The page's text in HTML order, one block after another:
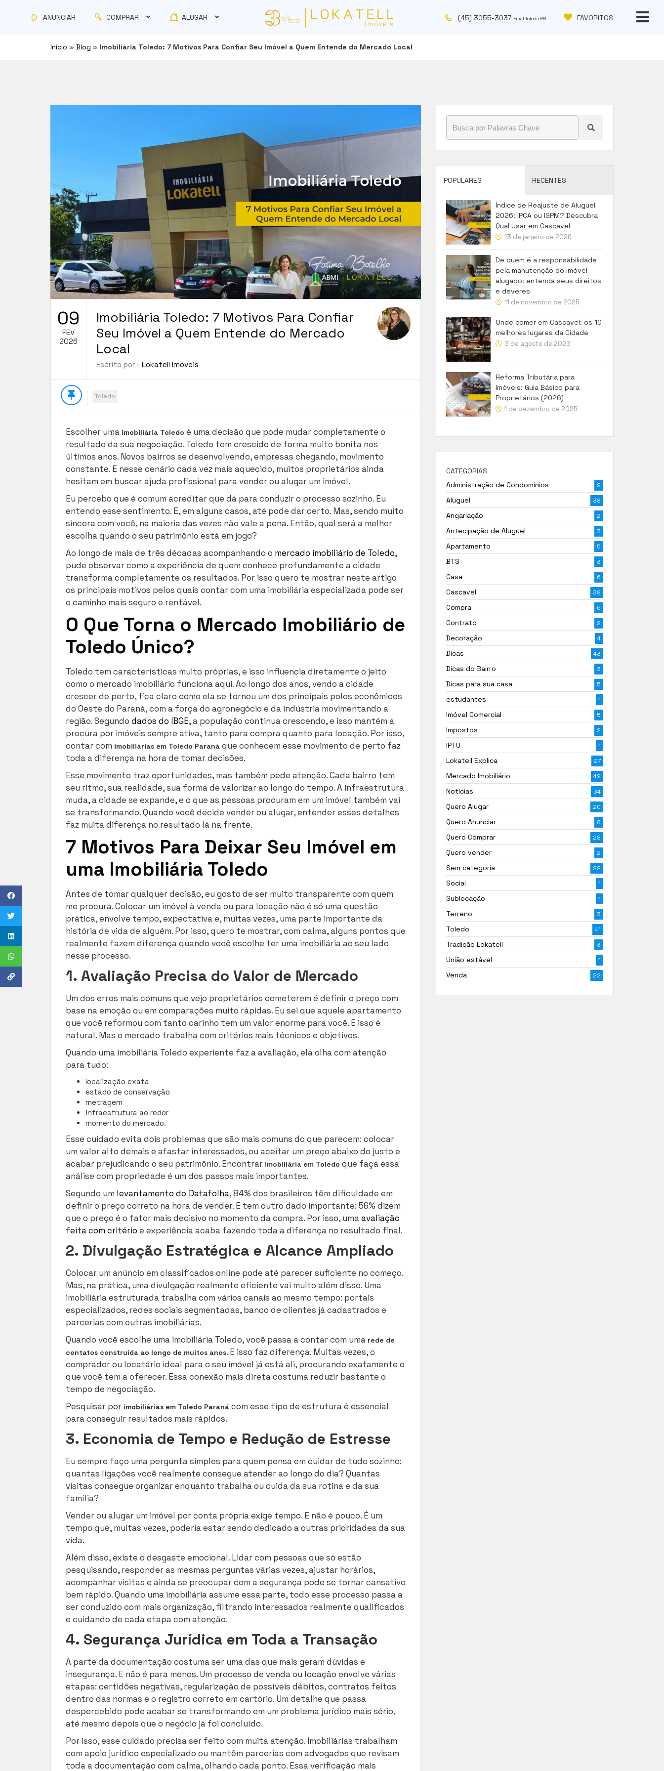
ANUNCIAR COMPRAR ALUGAR FAVORITOS
(45) 3055-3037 Filial Toledo PR
Início » Blog » Imobiliária Toledo: 7 Motivos Para Confiar Seu Imóvel a Quem Entende do Mercado Local
09
FEV
2026
Imobiliária Toledo: 7 Motivos Para Confiar
Seu Imóvel a Quem Entende do Mercado
Local
Escrito por - Lokatell Imóveis
Toledo
Escolher uma imobiliária Toledo é uma decisão que pode mudar completamente o
resultado da sua negociação. Toledo tem crescido de forma muito bonita nos
últimos anos. Novos bairros se desenvolvendo, empresas chegando, movimento
constante. E nesse cenário cada vez mais aquecido, muitos proprietários ainda
hesitam em buscar ajuda profissional para vender ou alugar um imóvel.
Eu percebo que é comum acreditar que dá para conduzir o processo sozinho. Eu
entendo esse sentimento. E, em alguns casos, até pode dar certo. Mas, sendo muito
sincera com você, na maioria das vezes não vale a pena. Então, qual será a melhor
escolha quando o seu patrimônio está em jogo?
Ao longo de mais de três décadas acompanhando o mercado imobiliário de Toledo,
pude observar como a experiência de quem conhece profundamente a cidade
transforma completamente os resultados. Por isso quero te mostrar neste artigo
os principais motivos pelos quais contar com uma imobiliária especializada pode ser
o caminho mais seguro e rentável.
O Que Torna o Mercado Imobiliário de
Toledo Único?
Toledo tem características muito próprias, e isso influencia diretamente o jeito
como o mercado imobiliário funciona aqui. Ao longo dos anos, vendo a cidade
crescer de perto, fica claro como ela se tornou um dos principais polos econômicos
do Oeste do Paraná, com a força do agronegócio e da indústria movimentando a
região. Segundo dados do IBGE, a população continua crescendo, e isso mantém a
procura por imóveis sempre ativa, tanto para compra quanto para locação. Por isso,
contar com imobiliárias em Toledo Paraná que conhecem esse movimento de perto faz
toda a diferença na hora de tomar decisões.
Esse movimento traz oportunidades, mas também pede atenção. Cada bairro tem
seu ritmo, sua realidade, sua forma de valorizar ao longo do tempo. A infraestrutura
muda, a cidade se expande, e o que as pessoas procuram em um imóvel também vai
se transformando. Quando você decide vender ou alugar, entender esses detalhes
faz muita diferença no resultado lá na frente.
7 Motivos Para Deixar Seu Imóvel em
uma Imobiliária Toledo
Antes de tomar qualquer decisão, eu gosto de ser muito transparente com quem
me procura. Colocar um imóvel à venda ou para locação não é só uma questão
prática, envolve tempo, expectativa e, muitas vezes, uma parte importante da
história de vida de alguém. Por isso, quero te mostrar, com calma, alguns pontos que
realmente fazem diferença quando você escolhe ter uma imobiliária ao seu lado
nesse processo.
1. Avaliação Precisa do Valor de Mercado
Um dos erros mais comuns que vejo proprietários cometerem é definir o preço com
base na emoção ou em comparações muito rápidas. Eu sei que aquele apartamento
que você reformou com tanto carinho tem um valor enorme para você. E isso é
natural. Mas o mercado trabalha com critérios mais técnicos e objetivos.
Quando uma imobiliária Toledo experiente faz a avaliação, ela olha com atenção
para tudo:
localização exata
estado de conservação
metragem
infraestrutura ao redor
momento do mercado.
Esse cuidado evita dois problemas que são mais comuns do que parecem: colocar
um valor alto demais e afastar interessados, ou aceitar um preço abaixo do justo e
acabar prejudicando o seu patrimônio. Encontrar imobiliária em Toledo que faça essa
análise com propriedade é um dos passos mais importantes.
Segundo um levantamento do Datafolha, 84% dos brasileiros têm dificuldade em
definir o preço correto na hora de vender. E tem outro dado importante: 56% dizem
que o preço é o fator mais decisivo no momento da compra. Por isso, umaavaliação
feita com critério e experiência acaba fazendo toda a diferença no resultado final.
2. Divulgação Estratégica e Alcance Ampliado
Colocar um anúncio em classificados online pode até parecer suficiente no começo.
Mas, na prática, uma divulgação realmente eficiente vai muito além disso. Uma
imobiliária estruturada trabalha com vários canais ao mesmo tempo: portais
especializados, redes sociais segmentadas, banco de clientes já cadastrados e
parcerias com outras imobiliárias.
Quando você escolhe uma imobiliária Toledo, você passa a contar com uma rede de
contatos construída ao longo de muitos anos. E isso faz diferença. Muitas vezes, o
comprador ou locatário ideal para o seu imóvel já está ali, procurando exatamente o
que você tem a oferecer. Essa conexão mais direta costuma reduzir bastante o
tempo de negociação.
Pesquisar por imobiliárias em Toledo Paraná com esse tipo de estrutura é essencial
para conseguir resultados mais rápidos.
3. Economia de Tempo e Redução de Estresse
Eu sempre faço uma pergunta simples para quem pensa em cuidar de tudo sozinho:
quantas ligações você realmente consegue atender ao longo do dia? Quantas
visitas consegue organizar enquanto trabalha ou cuida da sua rotina e da sua
família?
Vender ou alugar um imóvel por conta própria exige tempo. E não é pouco. É um
tempo que, muitas vezes, poderia estar sendo dedicado a outras prioridades da sua
vida.
Além disso, existe o desgaste emocional. Lidar com pessoas que só estão
pesquisando, responder as mesmas perguntas várias vezes, ajustar horários,
acompanhar visitas e ainda se preocupar com a segurança pode se tornar cansativo
bem rápido. Quando uma imobiliária assume essa parte, todo esse processo passa a
ser conduzido com mais organização, filtrando interessados realmente qualificados
e cuidando de cada etapa com atenção.
4. Segurança Jurídica em Toda a Transação
A parte da documentação costuma ser uma das que mais geram dúvidas e
insegurança. E não é para menos. Um processo de venda ou locação envolve várias
etapas: certidões negativas, regularização de possíveis débitos, contratos feitos
dentro das normas e o registro correto em cartório. Um detalhe que passa
despercebido pode acabar se transformando em um problema jurídico mais sério,
até mesmo depois que o negócio já foi concluído.
Por isso, esse cuidado precisa ser feito com muita atenção. Imobiliárias trabalham
com apoio jurídico especializado ou mantêm parcerias com advogados que revisam
toda a documentação com calma, olhando cada ponto. Essa verificação mais
POPULARES RECENTES
Índice de Reajuste de Aluguel
2026: IPCA ou IGPM? Descubra
Qual Usar em Cascavel
13 de janeiro de 2026
De quem é a responsabilidade
pela manutenção do imóvel
alugado: entenda seus direitos
e deveres
11 de novembro de 2025
Onde comer em Cascavel: os 10
melhores lugares da Cidade
3 de agosto de 2023
Reforma Tributária para
Imóveis: Guia Básico para
Proprietários (2026)
1 de dezembro de 2025
CATEGORIAS
Administração de Condomínios
9
Aluguel 38
Angariação 2
Antecipação de Aluguel 3
Apartamento 5
BTS 3
Casa 6
Cascavel 38
Compra 6
Contrato 2
Decoração 4
Dicas 43
Dicas do Bairro 3
Dicas para sua casa 5
estudantes 1
Imóvel Comercial 5
Impostos 2
IPTU 1
Lokatell Explica 27
Mercado Imobiliário 49
Notícias 34
Quero Alugar 20
Quero Anunciar 8
Quero Comprar 28
Quero vender 2
Sem categoria 22
Social 1
Sublocação 1
Terreno 3
Toledo 41
Tradição Lokatell 3
União estável 1
Venda 22